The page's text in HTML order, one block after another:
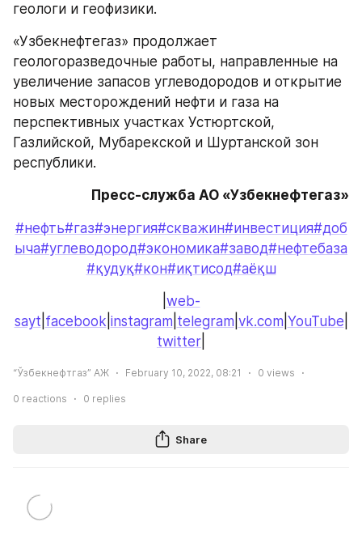
геологи и геофизики.
«Узбекнефтегаз» продолжает
геологоразведочные работы, направленные на
увеличение запасов углеводородов и открытие
новых месторождений нефти и газа на
перспективных участках Устюртской,
Газлийской, Мубарекской и Шуртанской зон
республики.
Пресс-служба АО «Узбекнефтегаз»
#нефть#газ#энергия#скважин#инвестиция#доб
ыча#углеводород#экономика#завод#нефтебаза
#қудуқ#кон#иқтисод#аёқш
web-
sayt facebook instagram telegram vk.com YouTube
twitter
“Ўзбекнефтгаз” АЖ February 10, 2022, 08:21 0 views
0 reactions 0 replies
Share